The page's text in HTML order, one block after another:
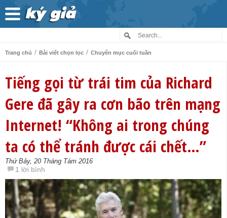
Trang chủ / Bài viết chọn lọc / Chuyên mục cuối tuần
Tiếng gọi từ trái tim của Richard
Gere đã gây ra cơn bão trên mạng
Internet! “Không ai trong chúng
ta có thể tránh được cái chết…”
Thứ Bảy, 20 Tháng Tám 2016
1 lời bình